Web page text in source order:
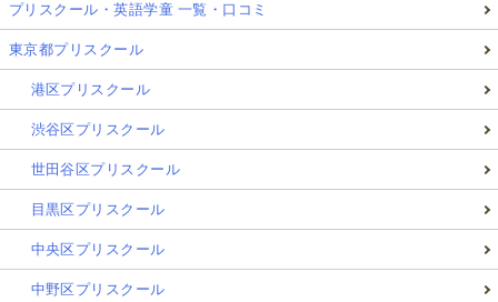
プリスクール・英語学童 一覧・口コミ
東京都プリスクール
港区プリスクール
渋谷区プリスクール
世田谷区プリスクール
目黒区プリスクール
中央区プリスクール
中野区プリスクール